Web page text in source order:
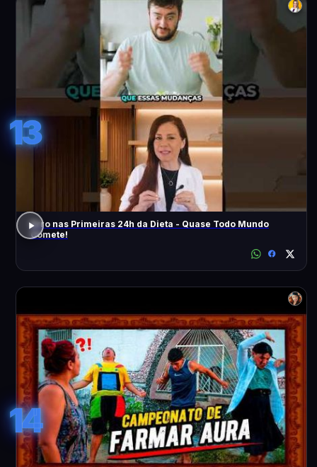
13
Erro nas Primeiras 24h da Dieta - Quase Todo Mundo
Comete!
14